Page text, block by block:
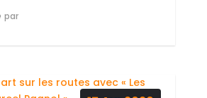
par